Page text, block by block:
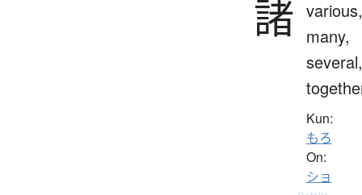
諸 various,
many,
several,
Kun:
もろ
On:
ショ